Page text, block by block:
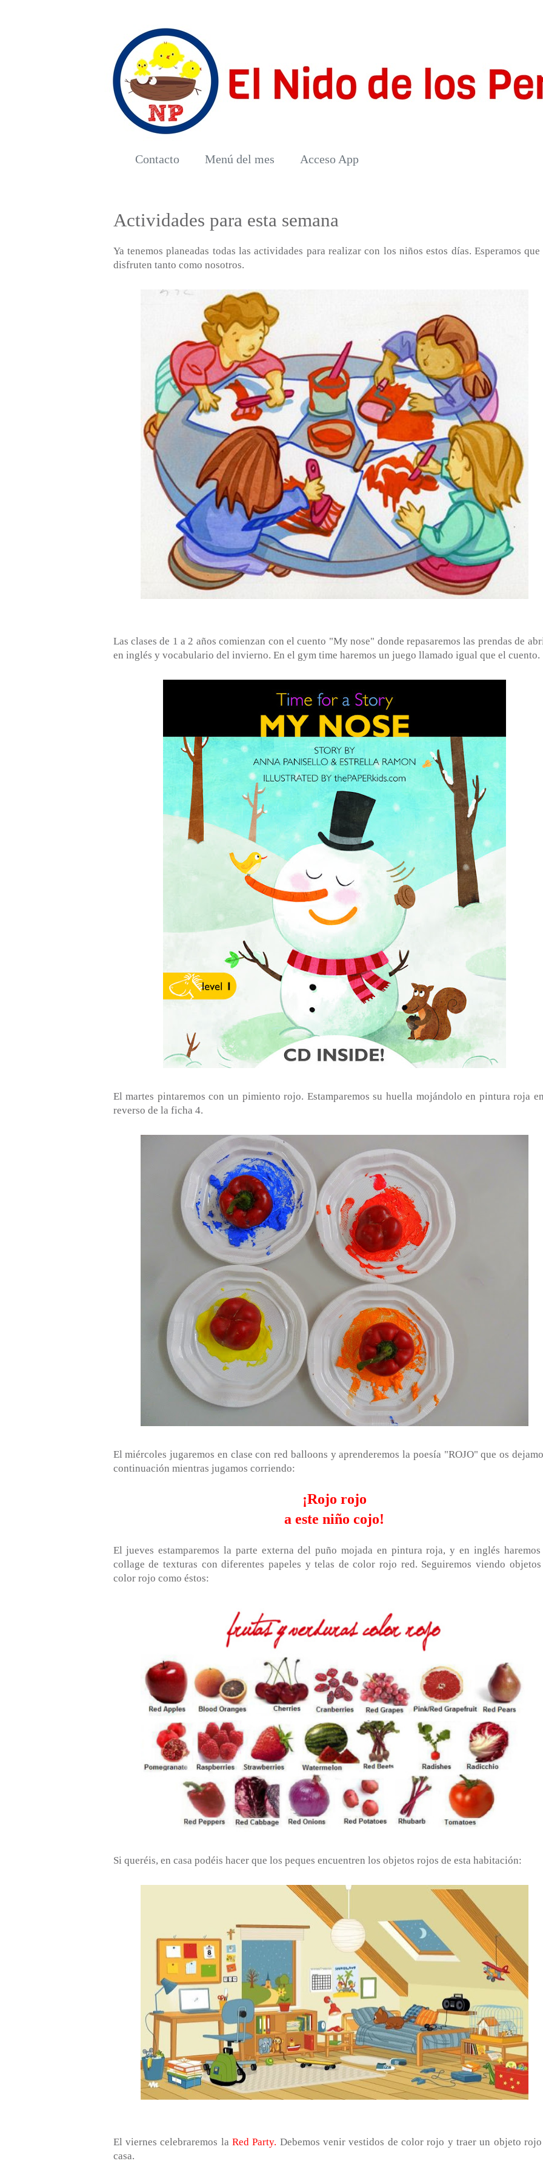
Contacto Menú del mes Acceso App
Actividades para esta semana
Ya tenemos planeadas todas las actividades para realizar con los niños estos días. Esperamos que
disfruten tanto como nosotros.
Las clases de 1 a 2 años comienzan con el cuento "My nose" donde repasaremos las prendas de
en inglés y vocabulario del invierno. En el gym time haremos un juego llamado igual que el cuento.
El martes pintaremos con un pimiento rojo. Estamparemos su huella mojándolo en pintura roja
reverso de la ficha 4.
El miércoles jugaremos en clase con red balloons y aprenderemos la poesía "ROJO" que os
continuación mientras jugamos corriendo:
¡Rojo rojo
a este niño cojo!
El jueves estamparemos la parte externa del puño mojada en pintura roja, y en inglés
collage de texturas con diferentes papeles y telas de color rojo red. Seguiremos viendo
color rojo como éstos:
Si queréis, en casa podéis hacer que los peques encuentren los objetos rojos de esta habitación:
El viernes celebraremos la Red Party. Debemos venir vestidos de color rojo y traer un objeto
casa.